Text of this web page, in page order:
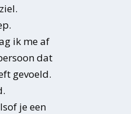
ik me af
dat
gevoeld.
je een